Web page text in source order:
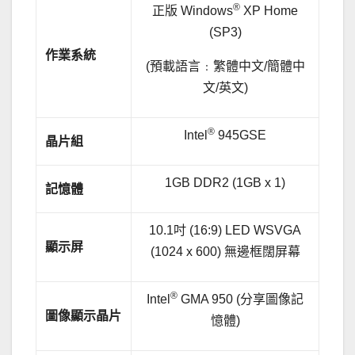
作業系統
正版 Windows® XP Home
(SP3)
(預載語言﹕繁體中文/簡體中
文/英文)
晶片組 Intel ® 945GSE
記憶體 1GB DDR2 (1GB x 1)
顯示屏
10.1吋 (16:9) LED WSVGA
(1024 x 600) 無邊框闊屏幕
圖像顯示晶片
Intel ® GMA 950 (分享圖像記
憶體)